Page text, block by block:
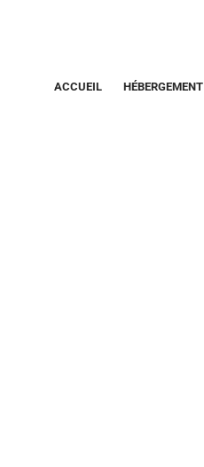
ACCUEIL HÉBERGEMENT